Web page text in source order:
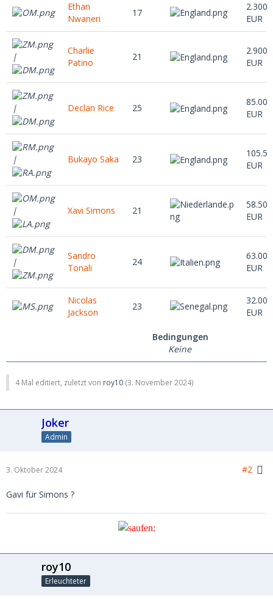
Bedingungen
Keine
Ethan
Nwaneri
17
EUR
|
Charlie
Patino
21
EUR
| Declan Rice 25
EUR
| Bukayo Saka 23
EUR
| Xavi Simons 21
EUR
|
Sandro
Tonali
24
EUR
Nicolas
Jackson
23
EUR
4 Mal editiert, zuletzt von roy10 (3. November 2024)
Joker
Admin
3. Oktober 2024 #2
Gavi für Simons ?
roy10
Erleuchteter